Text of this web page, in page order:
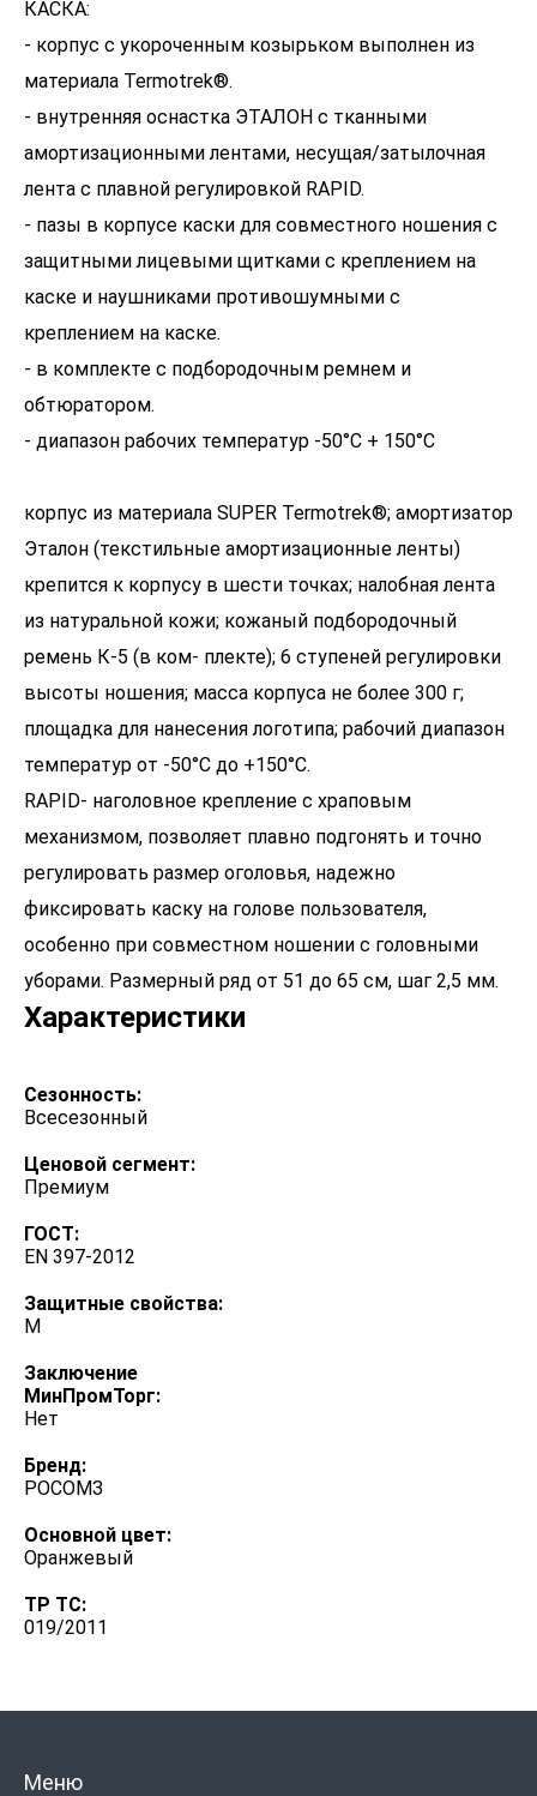
КАСКА:
- корпус с укороченным козырьком выполнен из
материала Termotrek®.
- внутренняя оснастка ЭТАЛОН с тканными
амортизационными лентами, несущая/затылочная
лента с плавной регулировкой RAPID.
- пазы в корпусе каски для совместного ношения с
защитными лицевыми щитками с креплением на
каске и наушниками противошумными с
креплением на каске.
- в комплекте с подбородочным ремнем и
обтюратором.
- диапазон рабочих температур -50°C + 150°C
корпус из материала SUPER Termotrek®; амортизатор
Эталон (текстильные амортизационные ленты)
крепится к корпусу в шести точках; налобная лента
из натуральной кожи; кожаный подбородочный
ремень К-5 (в ком- плекте); 6 ступеней регулировки
высоты ношения; масса корпуса не более 300 г;
площадка для нанесения логотипа; рабочий диапазон
температур от -50°С до +150°С.
RAPID- наголовное крепление с храповым
механизмом, позволяет плавно подгонять и точно
регулировать размер оголовья, надежно
фиксировать каску на голове пользователя,
особенно при совместном ношении с головными
уборами. Размерный ряд от 51 до 65 см, шаг 2,5 мм.
Характеристики
Сезонность:
Всесезонный
Ценовой сегмент:
Премиум
ГОСТ:
EN 397-2012
Защитные свойства:
М
Заключение
МинПромТорг:
Нет
Бренд:
РОСОМЗ
Основной цвет:
Оранжевый
ТР ТС:
019/2011
Меню